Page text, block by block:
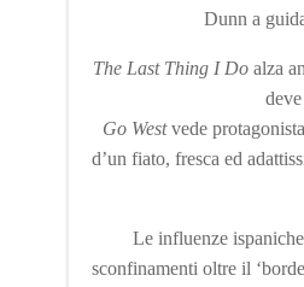
Dunn a
The Last Thing I Doalza
Go Westvede
d’un fiato, fresca ed
Le influenze
sconfinamenti oltre il